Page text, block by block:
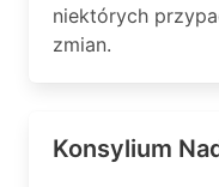
niektórych
zmian.
Konsylium